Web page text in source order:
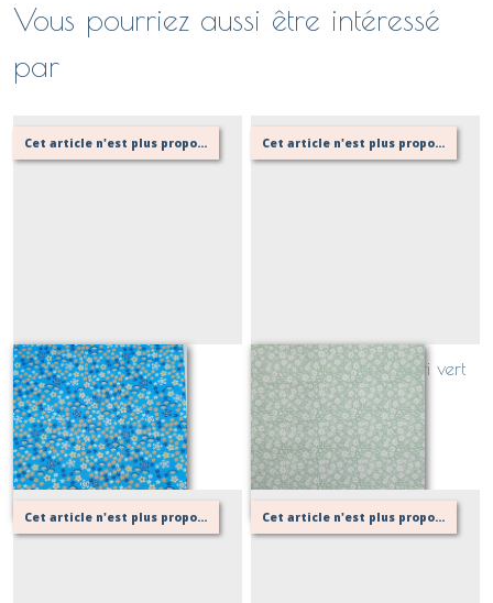
Vous pourriez aussi être intéressé
par
Cet article n'est plus proposé, retournez au menu principal ou contactez moi!
Lizzie bleu
Sur demande
Cet article n'est plus proposé, retournez au menu principal ou contactez moi!
piqué de coton fleuri vert
Sur demande
Cet article n'est plus proposé, retournez au menu principal ou contactez moi! Cet article n'est plus proposé, retournez au menu principal ou contactez moi!